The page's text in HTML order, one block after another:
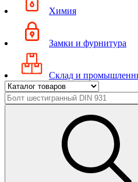
Химия
Замки и фурнитура
Склад и